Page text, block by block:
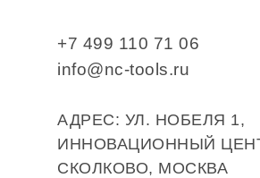
+7 499 110 71 06
info@nc-tools.ru
АДРЕС: УЛ. НОБЕЛЯ 1,
ИННОВАЦИОННЫЙ
СКОЛКОВО, МОСКВА